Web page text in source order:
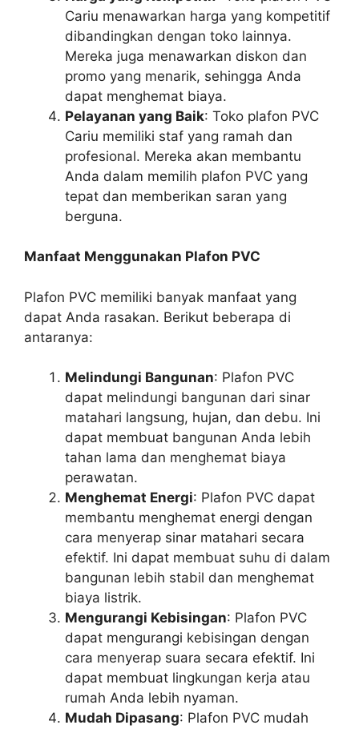
Cariu menawarkan harga yang kompetitif
dibandingkan dengan toko lainnya.
Mereka juga menawarkan diskon dan
promo yang menarik, sehingga Anda
dapat menghemat biaya.
Pelayanan yang Baik: Toko plafon PVC
Cariu memiliki staf yang ramah dan
profesional. Mereka akan membantu
Anda dalam memilih plafon PVC yang
tepat dan memberikan saran yang
berguna.
Manfaat Menggunakan Plafon PVC
Plafon PVC memiliki banyak manfaat yang
dapat Anda rasakan. Berikut beberapa di
antaranya:
Melindungi Bangunan: Plafon PVC
dapat melindungi bangunan dari sinar
matahari langsung, hujan, dan debu. Ini
dapat membuat bangunan Anda lebih
tahan lama dan menghemat biaya
perawatan.
Menghemat Energi: Plafon PVC dapat
membantu menghemat energi dengan
cara menyerap sinar matahari secara
efektif. Ini dapat membuat suhu di dalam
bangunan lebih stabil dan menghemat
biaya listrik.
Mengurangi Kebisingan: Plafon PVC
dapat mengurangi kebisingan dengan
cara menyerap suara secara efektif. Ini
dapat membuat lingkungan kerja atau
rumah Anda lebih nyaman.
Mudah Dipasang: Plafon PVC mudah